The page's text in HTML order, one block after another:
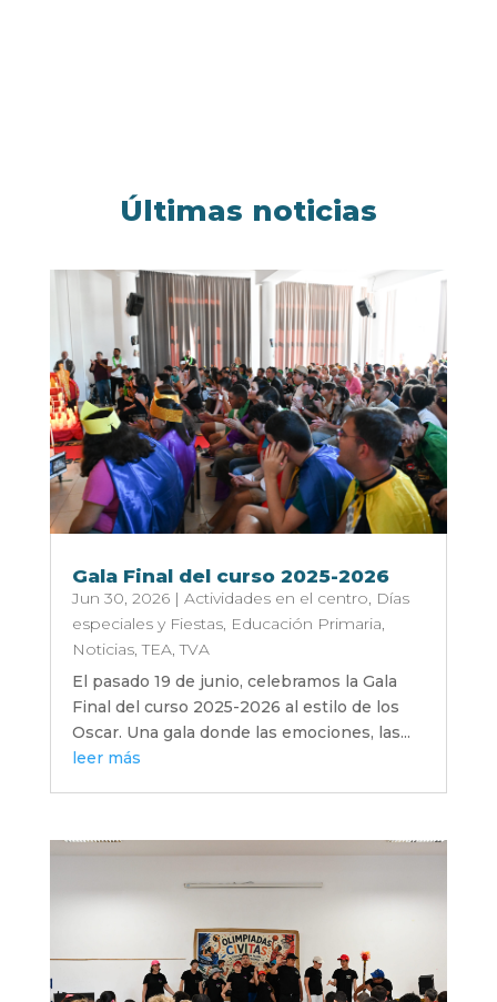
Últimas noticias
Gala Final del curso 2025-2026
Jun 30, 2026| Actividades en el centro, Días
especiales y Fiestas, Educación Primaria,
Noticias,TEA,TVA
El pasado 19 de junio, celebramos la Gala
Final del curso 2025-2026 al estilo de los
Oscar. Una gala donde las emociones, las...
leer más